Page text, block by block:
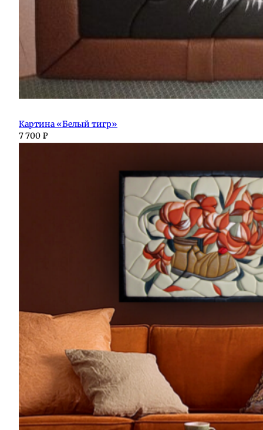
Картина «Белый тигр»
7 700 ₽